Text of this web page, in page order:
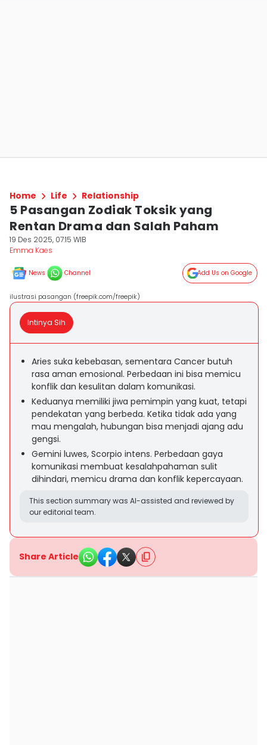
Home Life Relationship
5 Pasangan Zodiak Toksik yang
Rentan Drama dan Salah Paham
19 Des 2025, 07:15 WIB
Emma Kaes
News Channel Add Us on Google
ilustrasi pasangan (freepik.com/freepik)
Intinya Sih
Aries suka kebebasan, sementara Cancer butuh
rasa aman emosional. Perbedaan ini bisa memicu
konflik dan kesulitan dalam komunikasi.
Keduanya memiliki jiwa pemimpin yang kuat, tetapi
pendekatan yang berbeda. Ketika tidak ada yang
mau mengalah, hubungan bisa menjadi ajang adu
gengsi.
Gemini luwes, Scorpio intens. Perbedaan gaya
komunikasi membuat kesalahpahaman sulit
dihindari, memicu drama dan konflik kepercayaan.
This section summary was AI-assisted and reviewed by
our editorial team.
Share Article